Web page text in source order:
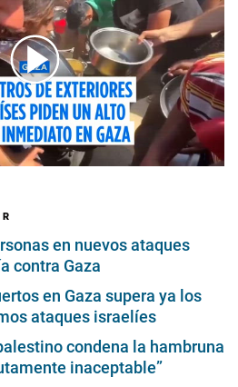
en nuevos ataques
contra Gaza
en Gaza supera ya los
ataques israelíes
condena la hambruna
inaceptable”